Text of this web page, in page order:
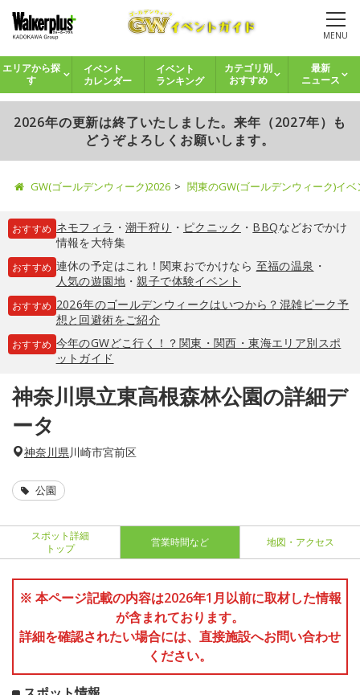
MENU
エリアから探
す
イベント
カレンダー
イベント
ランキング
カテゴリ別
おすすめ
最新
ニュース
2026年の更新は終了いたしました。来年（2027年）も
どうぞよろしくお願いします。
GW(ゴールデンウィーク)2026 関東のGW(ゴールデンウィーク)イ
おすすめ ネモフィラ ・ 潮干狩り ・ ピクニック ・ BBQなどおでかけ
情報を大特集
おすすめ 連休の予定はこれ！関東おでかけなら 至福の温泉 ・
人気の遊園地・親子で体験イベント
おすすめ 2026年のゴールデンウィークはいつから？混雑ピーク予
想と回避術をご紹介
おすすめ 今年のGWどこ行く！？関東・関西・東海エリア別スポ
ットガイド
神奈川県立東高根森林公園の詳細デ
ータ
神奈川県川崎市宮前区
公園
スポット詳細
トップ
営業時間など 地図・アクセス
※ 本ページ記載の内容は2026年1月以前に取材した情報
が含まれております。
詳細を確認されたい場合には、直接施設へお問い合わせ
ください。